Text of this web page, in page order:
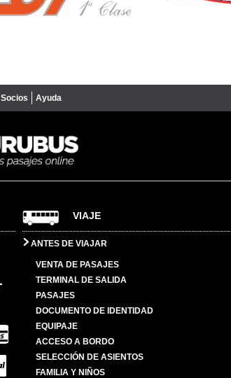
Socios Ayuda
VIAJE
ANTES DE VIAJAR
VENTA DE PASAJES
TERMINAL DE SALIDA
PASAJES
DOCUMENTO DE IDENTIDAD
EQUIPAJE
ACCESO A BORDO
SELECCIÓN DE ASIENTOS
FAMILIA Y NIÑOS